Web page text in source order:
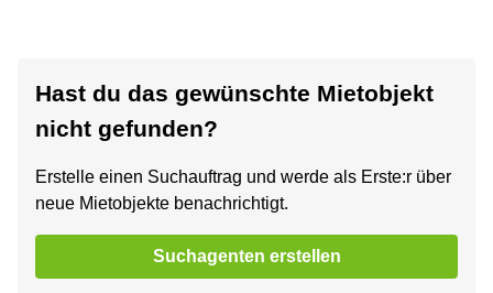
Hast du das gewünschte Mietobjekt
nicht gefunden?
Erstelle einen Suchauftrag und werde als Erste:r über
neue Mietobjekte benachrichtigt.
Suchagenten erstellen